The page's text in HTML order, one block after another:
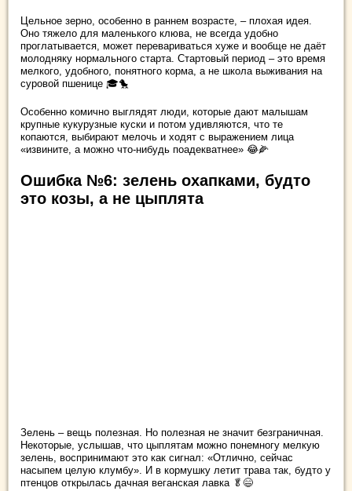
Цельное зерно, особенно в раннем возрасте, – плохая идея.
Оно тяжело для маленького клюва, не всегда удобно
проглатывается, может перевариваться хуже и вообще не даёт
молодняку нормального старта. Стартовый период – это время
мелкого, удобного, понятного корма, а не школа выживания на
суровой пшенице 🎓🐤
Особенно комично выглядят люди, которые дают малышам
крупные кукурузные куски и потом удивляются, что те
копаются, выбирают мелочь и ходят с выражением лица
«извините, а можно что-нибудь поадекватнее» 😂🌽
Ошибка №6: зелень охапками, будто
это козы, а не цыплята
Зелень – вещь полезная. Но полезная не значит безграничная.
Некоторые, услышав, что цыплятам можно понемногу мелкую
зелень, воспринимают это как сигнал: «Отлично, сейчас
насыпем целую клумбу». И в кормушку летит трава так, будто у
птенцов открылась дачная веганская лавка 🥬😄